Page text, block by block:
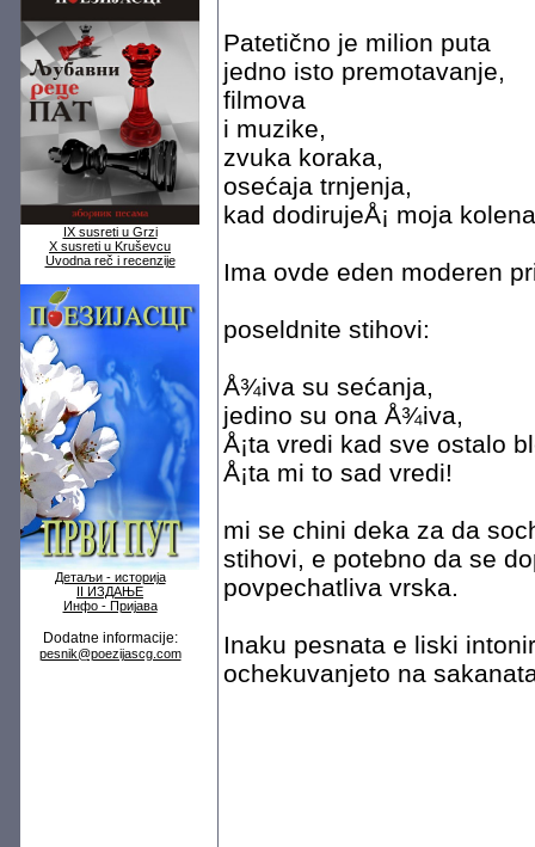
IX susreti u Grzi
X susreti u Kruševcu
Uvodna reč i recenzije
Детаљи - историја
II ИЗДАЊЕ
Инфо - Пријава
Dodatne informacije:
pesnik@poezijascg.com
Patetično je milion puta
jedno isto premotavanje,
filmova
i muzike,
zvuka koraka,
osećaja trnjenja,
kad dodirujeÅ¡ moja
Ima ovde eden moderen
poseldnite stihovi:
Å¾iva su sećanja,
jedino su ona Å¾iva,
Å¡ta vredi kad sve ostalo
Å¡ta mi to sad vredi!
mi se chini deka za da
stihovi, e potebno da se
povpechatliva vrska.
Inaku pesnata e liski
ochekuvanjeto na